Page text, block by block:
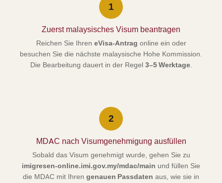
1
Zuerst malaysisches Visum beantragen
Reichen Sie Ihren eVisa-Antrag online ein oder
besuchen Sie die nächste malaysische Hohe Kommission.
Die Bearbeitung dauert in der Regel 3–5 Werktage.
2
MDAC nach Visumgenehmigung ausfüllen
Sobald das Visum genehmigt wurde, gehen Sie zu
imigresen-online.imi.gov.my/mdac/main und füllen Sie
die MDAC mit Ihren genauen Passdaten aus, wie sie in